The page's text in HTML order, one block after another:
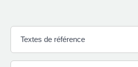
Textes de référence